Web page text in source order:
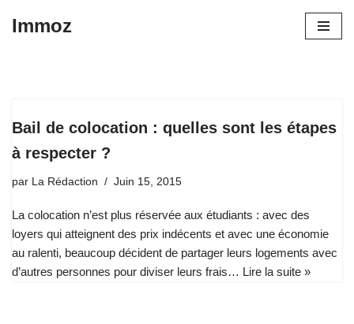
Immoz
Bail de colocation : quelles sont les étapes
à respecter ?
par La Rédaction Juin 15, 2015
La colocation n’est plus réservée aux étudiants : avec des
loyers qui atteignent des prix indécents et avec une économie
au ralenti, beaucoup décident de partager leurs logements avec
d’autres personnes pour diviser leurs frais… Lire la suite »